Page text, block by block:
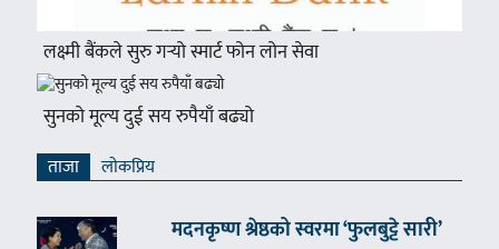
लक्ष्मी बैंकले सुरु गर्‍यो स्मार्ट फोन लोन सेवा
सुनको मूल्य दुई सय रुपैयाँ बढ्यो
ताजा लाेकप्रिय
मदनकृष्ण श्रेष्ठको स्वरमा ‘फुलबुट्टे सारी’